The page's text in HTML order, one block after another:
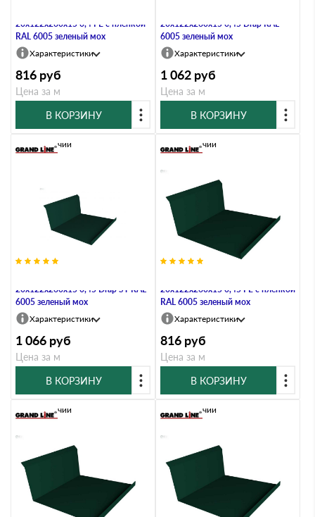
20х122х260х15 0,4 PE с пленкой
RAL 6005 зеленый мох
Характеристики
816 руб
Цена за м
В КОРЗИНУ
20х122х260х15 0,45 Drap RAL
6005 зеленый мох
Характеристики
1 062 руб
Цена за м
В КОРЗИНУ
20х122х260х15 0,45 Drap ST RAL
6005 зеленый мох
В наличии
Характеристики
1 066 руб
Цена за м
В КОРЗИНУ
20х122х260х15 0,45 PE с пленкой
RAL 6005 зеленый мох
В наличии
Характеристики
816 руб
Цена за м
В КОРЗИНУ
В наличии В наличии